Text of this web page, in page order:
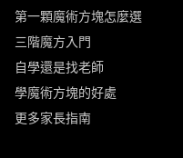
第一顆魔術方塊怎麼選
三階魔方入門
自學還是找老師
學魔術方塊的好處
更多家長指南